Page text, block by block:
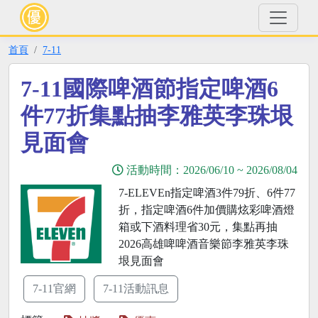
首頁 7-11
7-11國際啤酒節指定啤酒6
件77折集點抽李雅英李珠垠
見面會
活動時間： 2026/06/10 ~ 2026/08/04
7-ELEVEn指定啤酒3件79折、6件77
折，指定啤酒6件加價購炫彩啤酒燈
箱或下酒料理省30元，集點再抽
2026高雄啤啤酒音樂節李雅英李珠
垠見面會
7-11官網 7-11活動訊息